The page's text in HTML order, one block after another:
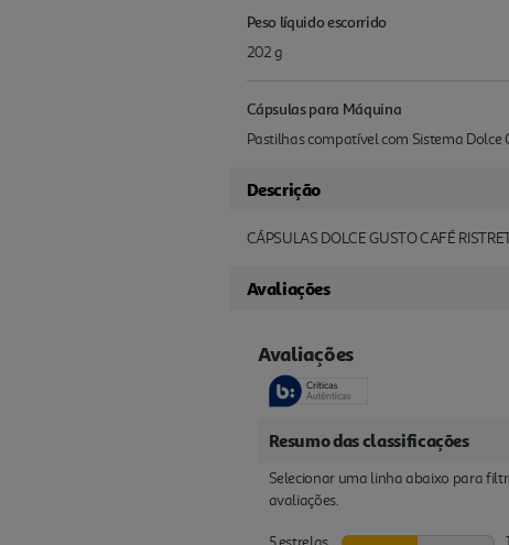
Peso líquido escorrido
202 g
Cápsulas para Máquina
Pastilhas compatível com Sistema Dolce
Descrição
CÁPSULAS DOLCE GUSTO CAFÉ
Avaliações